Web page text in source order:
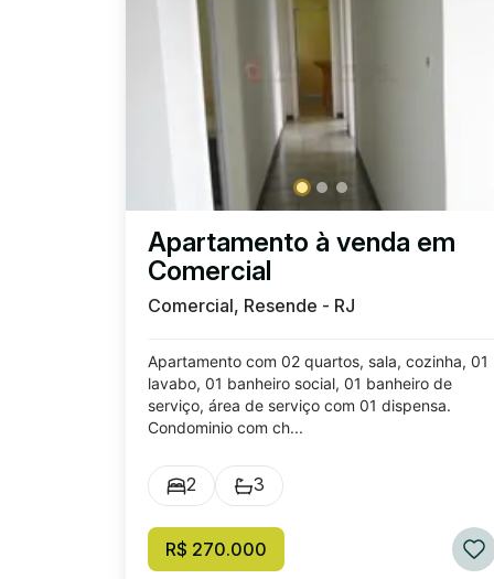
Apartamento à venda em
Comercial
Comercial, Resende - RJ
Apartamento com 02 quartos, sala, cozinha, 01
lavabo, 01 banheiro social, 01 banheiro de
serviço, área de serviço com 01 dispensa.
Condominio com ch...
2 3
R$ 270.000